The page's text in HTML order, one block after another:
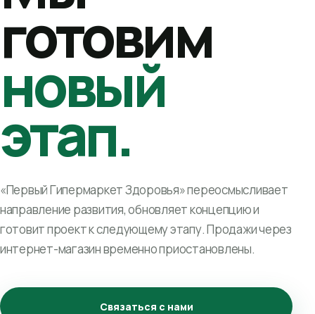
готовим
новый
этап.
«Первый Гипермаркет Здоровья» переосмысливает
направление развития, обновляет концепцию и
готовит проект к следующему этапу. Продажи через
интернет-магазин временно приостановлены.
Связаться с нами